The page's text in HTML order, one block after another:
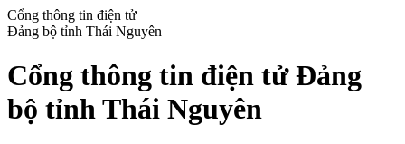
Cổng thông tin điện tử
Đảng bộ tỉnh Thái Nguyên
Cổng thông tin điện tử Đảng
bộ tỉnh Thái Nguyên